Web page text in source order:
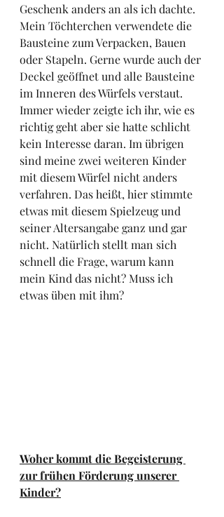
Geschenk anders an als ich dachte.
Mein Töchterchen verwendete die
Bausteine zum Verpacken, Bauen
oder Stapeln. Gerne wurde auch der
Deckel geöffnet und alle Bausteine
im Inneren des Würfels verstaut.
Immer wieder zeigte ich ihr, wie es
richtig geht aber sie hatte schlicht
kein Interesse daran. Im übrigen
sind meine zwei weiteren Kinder
mit diesem Würfel nicht anders
verfahren. Das heißt, hier stimmte
etwas mit diesem Spielzeug und
seiner Altersangabe ganz und gar
nicht. Natürlich stellt man sich
schnell die Frage, warum kann
mein Kind das nicht? Muss ich
etwas üben mit ihm?
Woher kommt die Begeisterung
zur frühen Förderung unserer
Kinder?